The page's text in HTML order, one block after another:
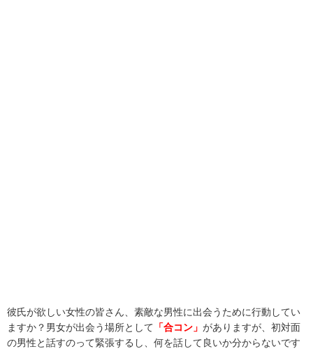
彼氏が欲しい女性の皆さん、素敵な男性に出会うために行動してい
ますか？男女が出会う場所として 「合コン」 がありますが、初対面
の男性と話すのって緊張するし、何を話して良いか分からないです